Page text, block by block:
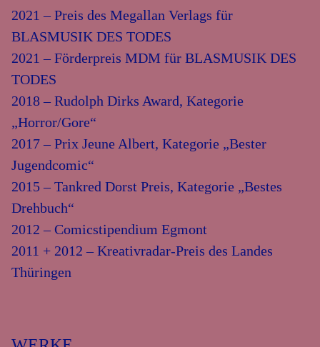
2021 – Preis des Megallan Verlags für
BLASMUSIK DES TODES
2021 – Förderpreis MDM für BLASMUSIK DES
TODES
2018 – Rudolph Dirks Award, Kategorie
„Horror/Gore“
2017 – Prix Jeune Albert, Kategorie „Bester
Jugendcomic“
2015 – Tankred Dorst Preis, Kategorie „Bestes
Drehbuch“
2012 – Comicstipendium Egmont
2011 + 2012 – Kreativradar-Preis des Landes
Thüringen